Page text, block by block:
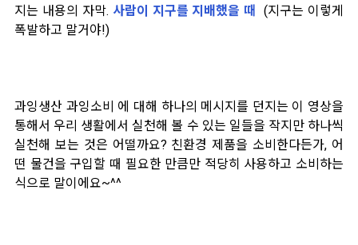
지는 내용의 자막. 사람이 지구를 지배했을 때
(지구는 이렇게
폭발하고 말거야!)
과잉생산 과잉소비 에 대해 하나의 메시지를 던지는 이 영상을
통해서 우리 생활에서 실천해 볼 수 있는 일들을 작지만 하나씩
실천해 보는 것은 어떨까요? 친환경 제품을 소비한다든가, 어
떤 물건을 구입할 때 필요한 만큼만 적당히 사용하고 소비하는
식으로 말이에요~^^